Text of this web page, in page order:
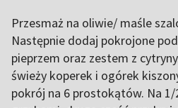
Przesmaż na oliwie/ maśle
Następnie dodaj pokrojone
pieprzem oraz zestem z
świeży koperek i ogórek
pokrój na 6 prostokątów. Na 1/